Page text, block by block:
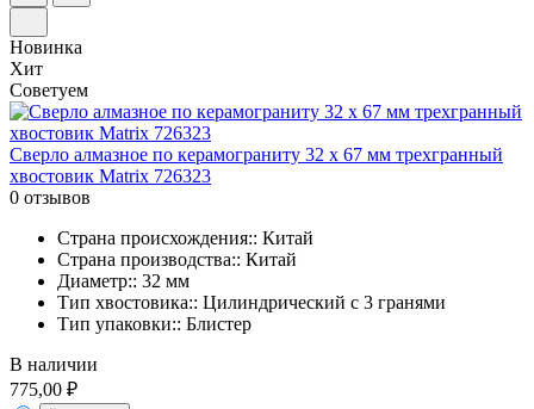
Новинка
Хит
Советуем
Сверло алмазное по керамограниту 32 х 67 мм трехгранный
хвостовик Matrix 726323
0 отзывов
Страна происхождения:: Китай
Страна производства:: Китай
Диаметр:: 32 мм
Тип хвостовика:: Цилиндрический с 3 гранями
Тип упаковки:: Блистер
В наличии
775,00 ₽